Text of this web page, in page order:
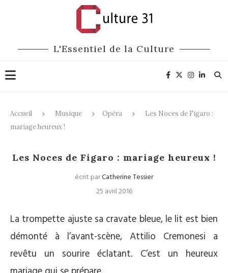
L'Essentiel de la Culture
Accueil Musique Opéra
Les Noces de Figaro :
mariage heureux !
Les Noces de Figaro : mariage heureux !
écrit parCatherine Tessier
25 avril 2016
La trompette ajuste sa cravate bleue, le lit est bien
démonté à l’avant-scène, Attilio Cremonesi a
revêtu un sourire éclatant. C’est un heureux